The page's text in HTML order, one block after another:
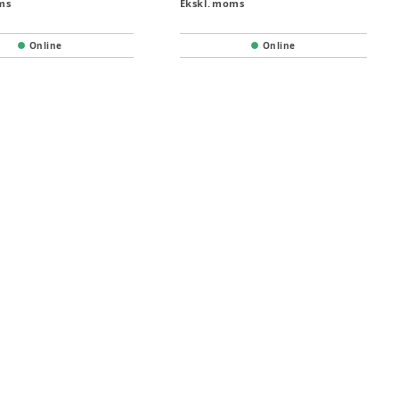
Online
Ekskl. moms
Online